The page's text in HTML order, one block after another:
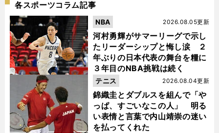
各スポーツコラム記事
河村勇輝がサマーリーグで示し
たリーダーシップと悔し涙 ２
年ぶりの日本代表の舞台を糧に
３年目のNBA挑戦は続く
2026.08.05更新
NBA
錦織圭とダブルスを組んで「や
っぱ、すごいなこの人」 明る
い表情と言葉で内山靖崇の迷い
を払ってくれた
2026.08.04更新
テニス